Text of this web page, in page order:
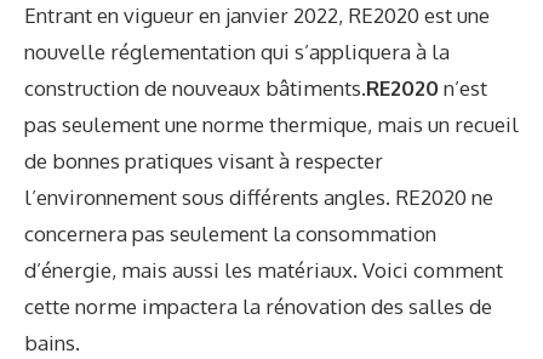
Entrant en vigueur en janvier 2022, RE2020 est une
nouvelle réglementation qui s’appliquera à la
construction de nouveaux bâtiments.RE2020n’est
pas seulement une norme thermique, mais un recueil
de bonnes pratiques visant à respecter
l’environnement sous différents angles. RE2020 ne
concernera pas seulement la consommation
d’énergie, mais aussi les matériaux. Voici comment
cette norme impactera la rénovation des salles de
bains.